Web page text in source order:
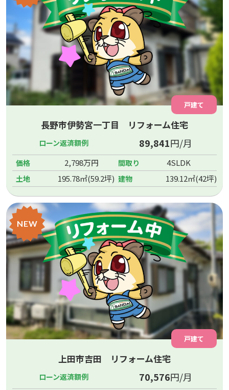
戸建て
長野市伊勢宮一丁目 リフォーム住宅
ローン返済額例 89,841円/月
価格 2,798万円 間取り 4SLDK
土地 195.78㎡(59.2坪) 建物 139.12㎡(42坪)
NEW
戸建て
上田市吉田 リフォーム住宅
ローン返済額例 70,576円/月